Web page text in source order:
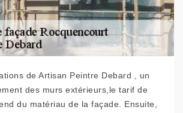
de Artisan Peintre Debard , un
des murs extérieurs,le tarif de
du matériau de la façade. Ensuite,